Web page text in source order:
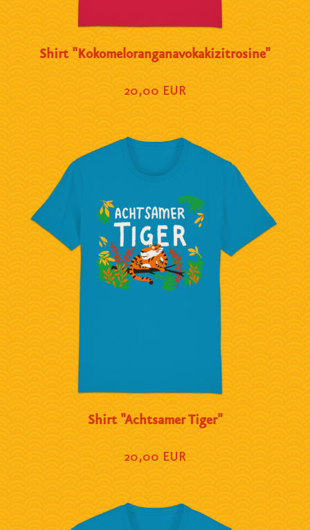
Shirt "Kokomeloranganavokakizitrosine"
20,00 EUR
Shirt "Achtsamer Tiger"
20,00 EUR